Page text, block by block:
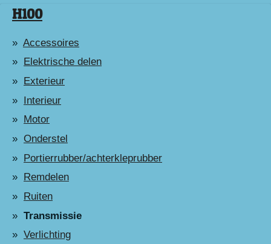
H100
Accessoires
Elektrische delen
Exterieur
Interieur
Motor
Onderstel
Portierrubber/achterkleprubber
Remdelen
Ruiten
Transmissie
Verlichting